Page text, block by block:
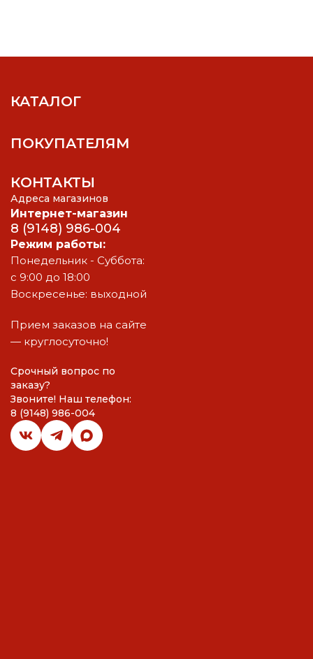
КАТАЛОГ
ПОКУПАТЕЛЯМ
КОНТАКТЫ
Адреса магазинов
Интернет-магазин
8 (9148) 986-004
Режим работы:
Понедельник - Суббота:
с 9:00 до 18:00
Воскресенье: выходной
Прием заказов на сайте
— круглосуточно!
Срочный вопрос по
заказу?
Звоните! Наш телефон:
8 (9148) 986-004